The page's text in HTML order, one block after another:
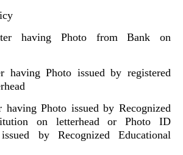
having Photo from Bank on
having Photo issued by registered
having Photo issued by Recognized
on letterhead or Photo ID
by Recognized Educational